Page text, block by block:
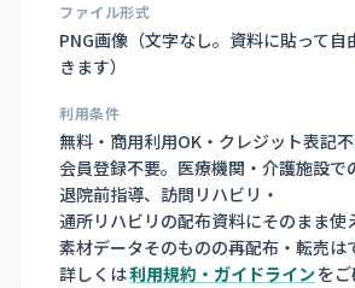
ファイル形式
PNG画像（文字なし。資料に貼って自
きます）
利用条件
無料・商用利用OK・クレジット表記不
会員登録不要。医療機関・介護施設で
退院前指導、訪問リハビリ・
通所リハビリの配布資料にそのまま使
素材データそのものの再配布・転売は
詳しくは利用規約・ガイドライン をご